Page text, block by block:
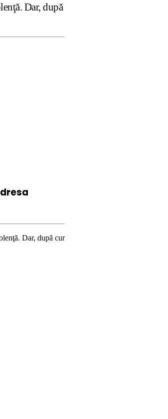
cum confirmă şi CEDO în cazul
cum confirmă şi CEDO în cazul Handyside